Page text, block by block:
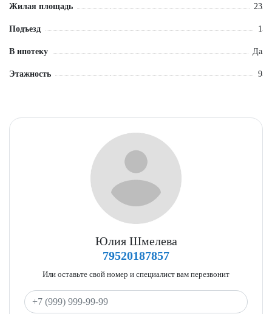
Жилая площадь
23
Подъезд 1
В ипотеку Да
Этажность 9
Юлия Шмелева
79520187857
Или оставьте свой номер и специалист вам перезвонит